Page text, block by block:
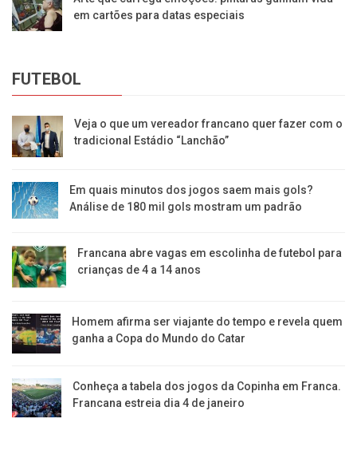
em cartões para datas especiais
FUTEBOL
Veja o que um vereador francano quer fazer com o
tradicional Estádio “Lanchão”
Em quais minutos dos jogos saem mais gols?
Análise de 180 mil gols mostram um padrão
Francana abre vagas em escolinha de futebol para
crianças de 4 a 14 anos
Homem afirma ser viajante do tempo e revela quem
ganha a Copa do Mundo do Catar
Conheça a tabela dos jogos da Copinha em Franca.
Francana estreia dia 4 de janeiro